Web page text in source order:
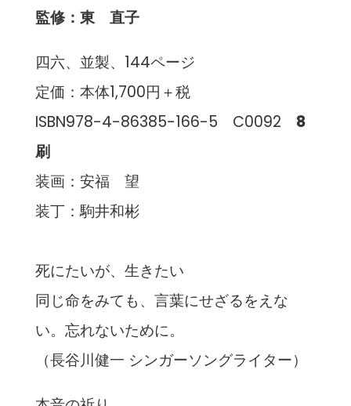
監修：東 直子
四六、並製、144ページ
定価：本体1,700円＋税
ISBN978-4-86385-166-5 C0092 8
刷
装画：安福 望
装丁：駒井和彬
死にたいが、生きたい
同じ命をみても、言葉にせざるをえな
い。忘れないために。
（長谷川健一 シンガーソングライター）